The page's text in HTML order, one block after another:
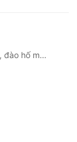
định phải chết!